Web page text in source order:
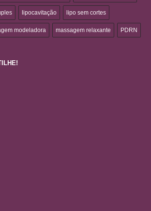
lipocavitação lipo sem cortes
modeladora massagem relaxante PDRN